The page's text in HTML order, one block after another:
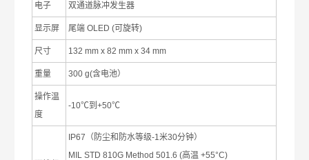
电子 双通道脉冲发生器
显示屏 尾端 OLED (可旋转)
尺寸 132 mm x 82 mm x 34 mm
重量 300 g(含电池）
操作温
度
-10℃到+50℃
IP67 （防尘和防水等级-1米30分钟）
MIL STD 810G Method 501.6 (高温 +55°C)